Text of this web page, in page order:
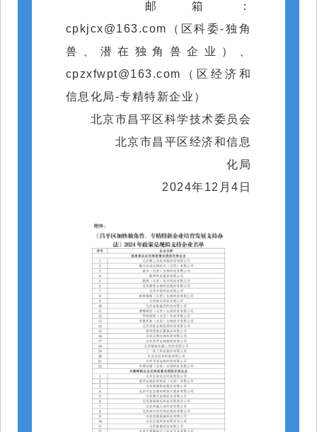
邮箱：
cpkjcx@163.com
（ 区科委-独角
兽、潜在独角兽企业
）
cpzxfwpt@163.com
（区经济和
信息化局-专精特新企业）
北京市昌平区科学技术委员会
北京市昌平区经济和信息
化局
2024年12 月4 日